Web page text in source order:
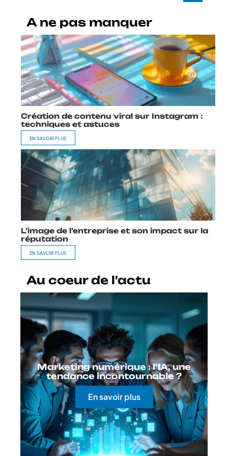
A ne pas manquer
Création de contenu viral sur Instagram :
techniques et astuces
EN SAVOIR PLUS
L’image de l’entreprise et son impact sur la
réputation
EN SAVOIR PLUS
Au coeur de l'actu
Marketing numérique : l’IA, une
tendance incontournable ?
En savoir plus